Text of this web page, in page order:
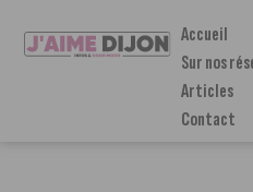
Accueil
Sur nos
Articles
Contact